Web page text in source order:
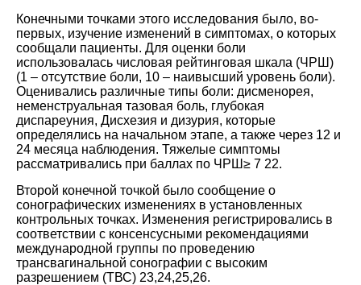
Конечными точками этого исследования было, во-
первых, изучение изменений в симптомах, о которых
сообщали пациенты. Для оценки боли
использовалась числовая рейтинговая шкала (ЧРШ)
(1 – отсутствие боли, 10 – наивысший уровень боли).
Оценивались различные типы боли: дисменорея,
неменструальная тазовая боль, глубокая
диспареуния, Дисхезия и дизурия, которые
определялись на начальном этапе, а также через 12 и
24 месяца наблюдения. Тяжелые симптомы
рассматривались при баллах по ЧРШ≥ 7 22.
Второй конечной точкой было сообщение о
сонографических изменениях в установленных
контрольных точках. Изменения регистрировались в
соответствии с консенсусными рекомендациями
международной группы по проведению
трансвагинальной сонографии с высоким
разрешением (ТВС) 23,24,25,26.